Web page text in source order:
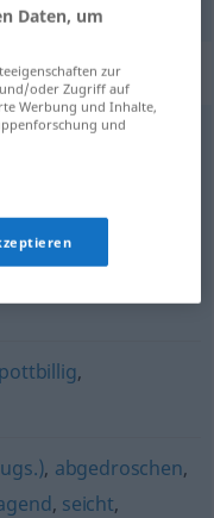
,ärmlich,schwach
,
, abgedroschen,
, seicht,
Daten, um
zur
oder Zugriff auf
Werbung und Inhalte,
und